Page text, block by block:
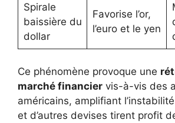
Spirale
baissière du
dollar
Favorise l’or,
l’euro et le yen
Ce phénomène provoque une
marché financier vis-à-vis des
américains, amplifiant
et d’autres devises tirent profit